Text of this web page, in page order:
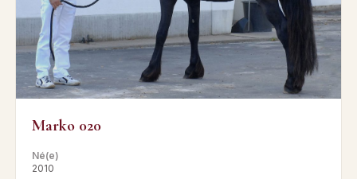
Marko 020
Né(e)
2010